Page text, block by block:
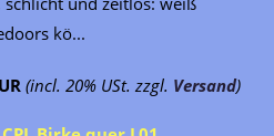
kö...
(incl. 20% USt. zzgl. Versand)